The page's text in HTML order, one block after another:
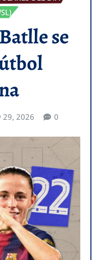
se
29, 2026 0